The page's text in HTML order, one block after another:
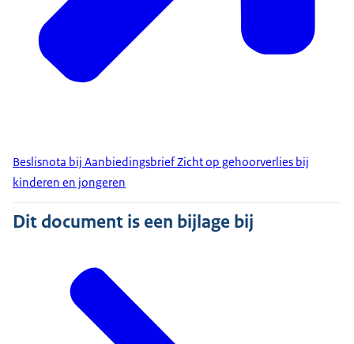
Beslisnota bij Aanbiedingsbrief Zicht op gehoorverlies bij
kinderen en jongeren
Dit document is een bijlage bij